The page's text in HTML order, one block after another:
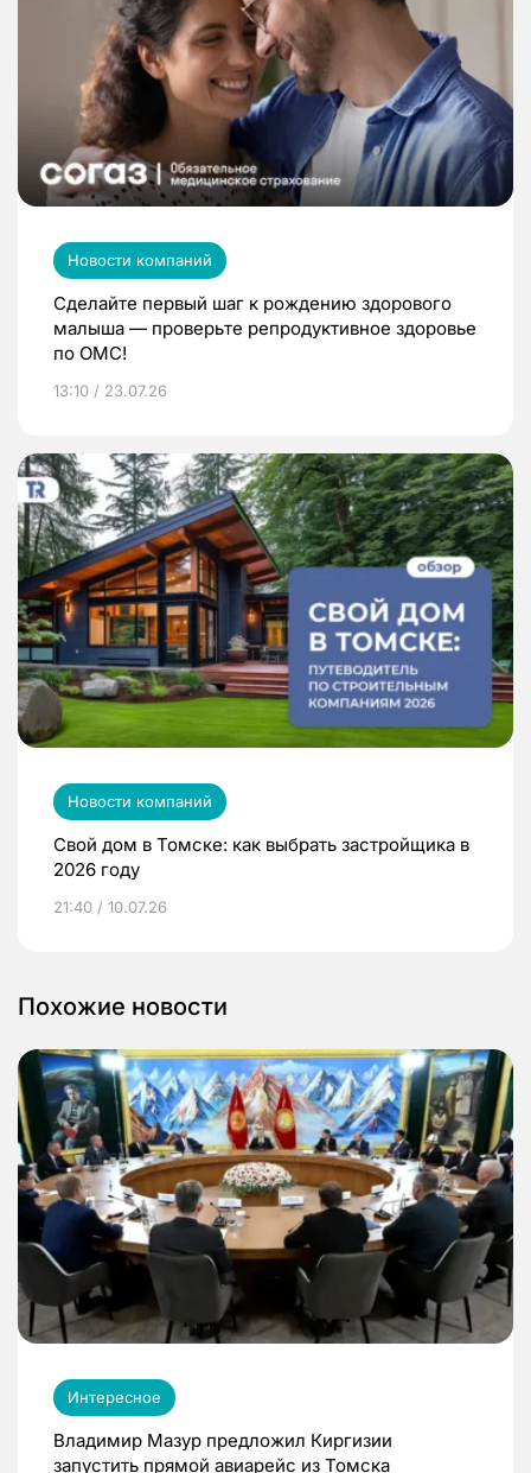
Новости компаний
Сделайте первый шаг к рождению здорового
малыша — проверьте репродуктивное здоровье
по ОМС!
13:10 / 23.07.26
Новости компаний
Свой дом в Томске: как выбрать застройщика в
2026 году
21:40 / 10.07.26
Похожие новости
Интересное
Владимир Мазур предложил Киргизии
запустить прямой авиарейс из Томска